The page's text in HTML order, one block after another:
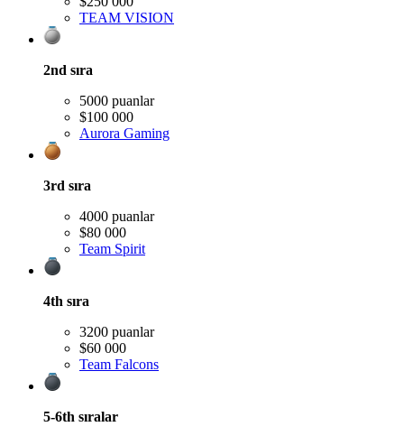
TEAM VISION
2nd sıra
5000 puanlar
$100 000
Aurora Gaming
3rd sıra
4000 puanlar
$80 000
Team Spirit
4th sıra
3200 puanlar
$60 000
Team Falcons
5-6th sıralar